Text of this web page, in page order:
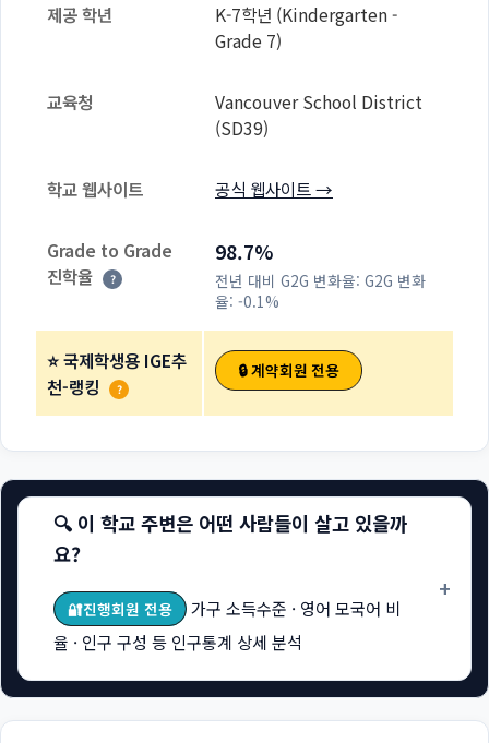
제공 학년
K-7학년 (Kindergarten -
Grade 7)
교육청
Vancouver School District
(SD39)
학교 웹사이트 공식 웹사이트 →
Grade to Grade
진학율
?
98.7%
전년 대비 G2G 변화율: G2G 변화
율: -0.1%
⭐ 국제학생용 IGE추
천-랭킹
?
🔒 계약회원 전용
🔍 이 학교 주변은 어떤 사람들이 살고 있을까
요?
🔐진행회원 전용
가구 소득수준 · 영어 모국어 비
율 · 인구 구성 등 인구통계 상세 분석
+